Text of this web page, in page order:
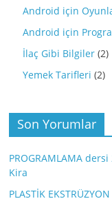
Android için
Android için
İlaç Gibi Bilgiler (2)
Yemek Tarifleri (2)
Son Yorumlar
PROGRAMLAMA
Kira
PLASTİK